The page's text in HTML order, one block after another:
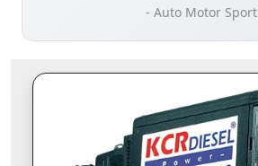
- Auto Motor Sport